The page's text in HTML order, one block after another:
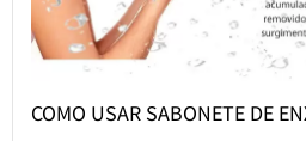
COMO USAR SABONETE DE